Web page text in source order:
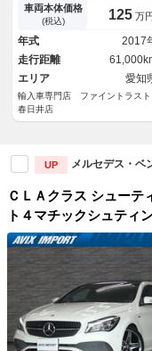
ダーセーフティパッケージ ア
ダプティブクルーズコントロ
ル ６ヶ月走行距離無制限保証
付 ＰＲＥ－ＳＡＦＥ ハーフ
レザーシート 禁煙車 シー
ヒーター 純正ＨＤＤナビ
ックカメラ フルセグＴＶ
車両本体価格
(税込) 125 万
年式
2017
走行距離
エリア
愛知
輸入車専門店 ファイントラスト
春日井店
UP メルセデス・ベ
ＣＬＡクラス シュー
ト４マチックシュティ
ーシブＰＫＧ 禁煙 レ
革 純正ナビ ＴＶ
ト シートヒーター
ＡＷ